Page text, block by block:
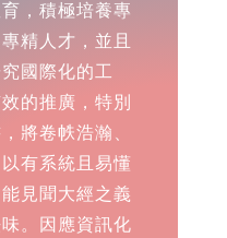
，積極培養專
精人才，並且
國際化的工
的推廣，特別
將卷帙浩瀚、
有系統且易懂
見聞大經之義
。因應資訊化